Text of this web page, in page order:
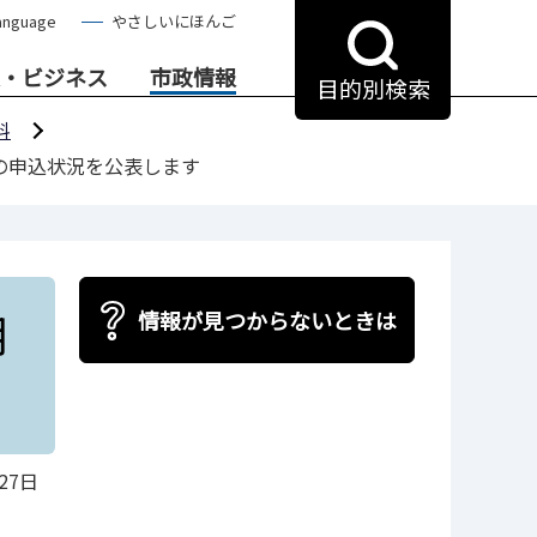
やさしいにほんご
ビジネス 市政情報 目的別検索
込状況を公表します
日
情報が見つからないときは